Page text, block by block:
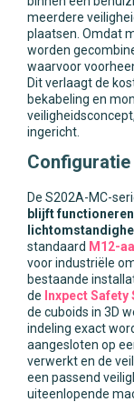
meerdere
plaatsen. Omdat
worden
waarvoor
Dit verlaagt de
bekabeling en
ingericht.
De S202A-MC-
blijft
standaard M12-
voor industriële
bestaande
de Inxpect Safety
de cuboids in 3D
indeling exact
aangesloten op
verwerkt en de
een passend
uiteenlopende